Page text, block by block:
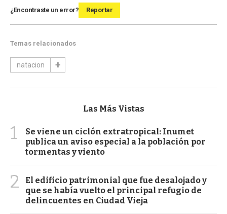
¿Encontraste un error? Reportar
Temas relacionados
natacion
Las Más Vistas
1
Se viene un ciclón extratropical: Inumet
publica un aviso especial a la población por
tormentas y viento
2
El edificio patrimonial que fue desalojado y
que se había vuelto el principal refugio de
delincuentes en Ciudad Vieja